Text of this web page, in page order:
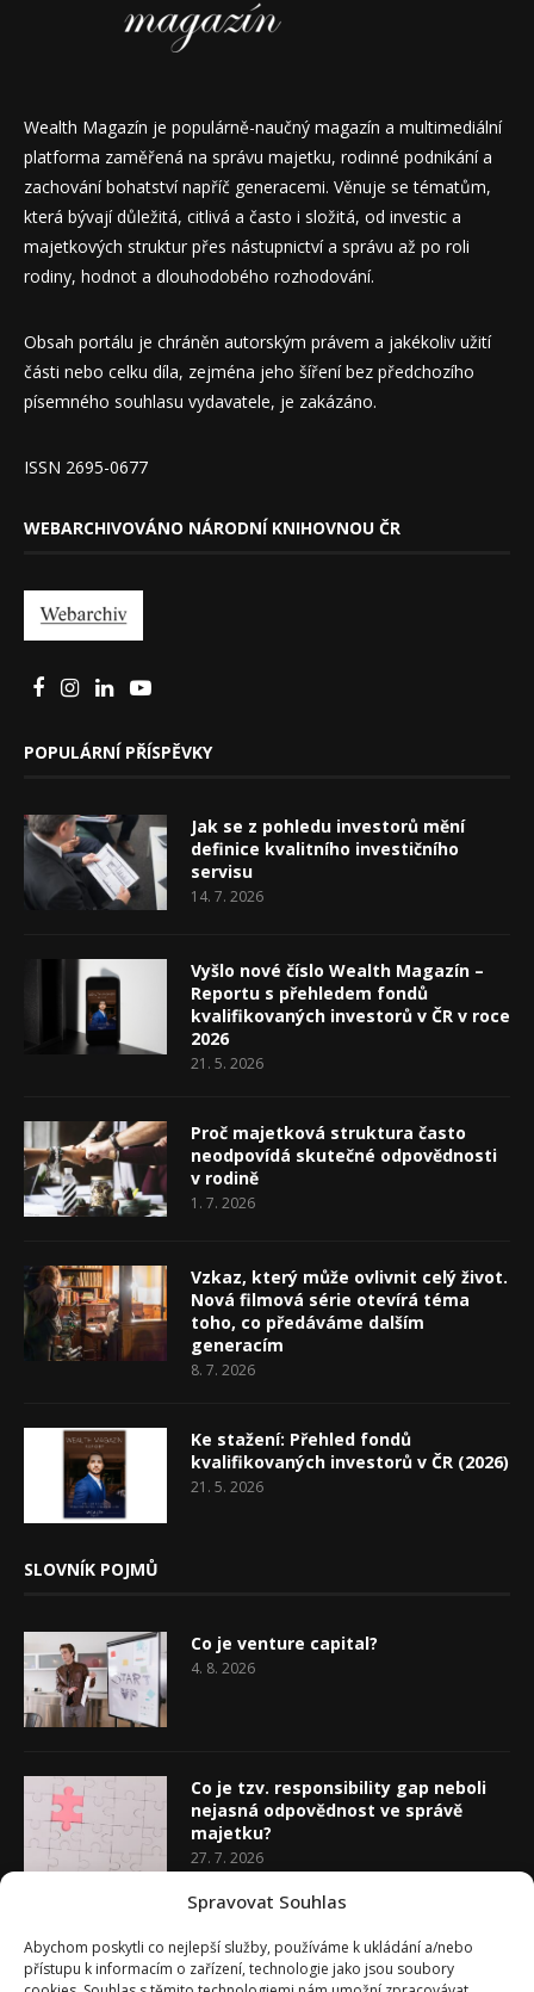
Spravovat Souhlas
Abychom poskytli co nejlepší služby, používáme k ukládání a/nebo
přístupu k informacím o zařízení, technologie jako jsou soubory
Wealth Magazín je populárně-naučný magazín a multimediální
platforma zaměřená na správu majetku, rodinné podnikání a
zachování bohatství napříč generacemi. Věnuje se tématům,
která bývají důležitá, citlivá a často i složitá, od investic a
majetkových struktur přes nástupnictví a správu až po roli
rodiny, hodnot a dlouhodobého rozhodování.
Obsah portálu je chráněn autorským právem a jakékoliv užití
části nebo celku díla, zejména jeho šíření bez předchozího
písemného souhlasu vydavatele, je zakázáno.
ISSN 2695-0677
WEBARCHIVOVÁNO NÁRODNÍ KNIHOVNOU ČR
POPULÁRNÍ PŘÍSPĚVKY
Jak se z pohledu investorů mění
definice kvalitního investičního
servisu
14. 7. 2026
Vyšlo nové číslo Wealth Magazín –
Reportu s přehledem fondů
kvalifikovaných investorů v ČR v roce
2026
21. 5. 2026
Proč majetková struktura často
neodpovídá skutečné odpovědnosti
v rodině
1. 7. 2026
Vzkaz, který může ovlivnit celý život.
Nová filmová série otevírá téma
toho, co předáváme dalším
generacím
8. 7. 2026
Ke stažení: Přehled fondů
kvalifikovaných investorů v ČR (2026)
21. 5. 2026
SLOVNÍK POJMŮ
Co je venture capital?
4. 8. 2026
Co je tzv. responsibility gap neboli
nejasná odpovědnost ve správě
majetku?
27. 7. 2026
20. 7. 2026